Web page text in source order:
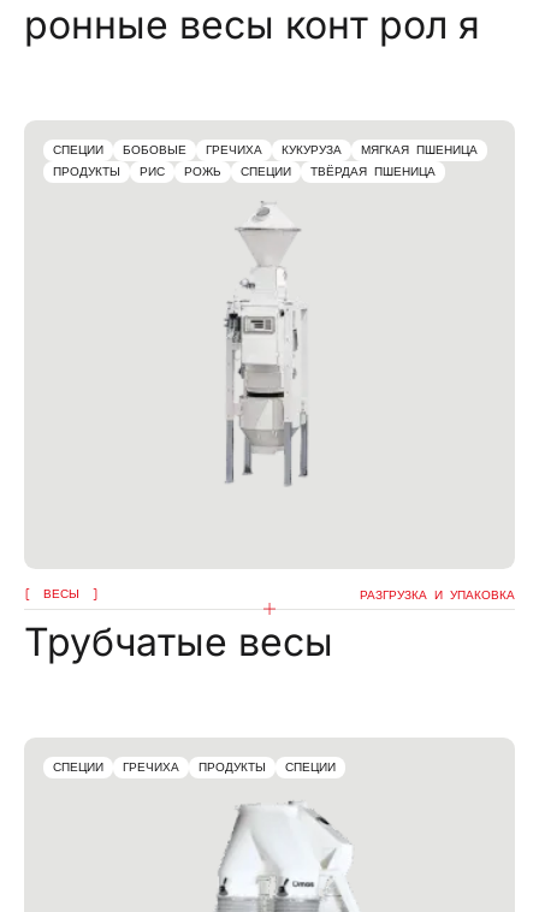
ронные весы конт рол я
СПЕЦИИ БОБОВЫЕ ГРЕЧИХА КУКУРУЗА
МЯГКАЯ ПШЕНИЦА
ПРОДУКТЫ
РИС РОЖЬ СПЕЦИИ ТВЁРДАЯ ПШЕНИЦА
ВЕСЫ РАЗГРУЗКА И УПАКОВКА
Трубчатые весы
СПЕЦИИ ГРЕЧИХА ПРОДУКТЫ СПЕЦИИ